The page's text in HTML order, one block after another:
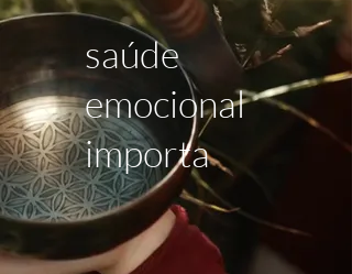
saúde
emocional
importa